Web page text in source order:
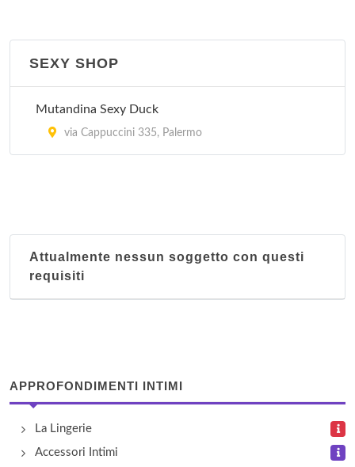
SEXY SHOP
Mutandina Sexy Duck
via Cappuccini 335, Palermo
Attualmente nessun soggetto con questi
requisiti
APPROFONDIMENTI INTIMI
La Lingerie
Accessori Intimi